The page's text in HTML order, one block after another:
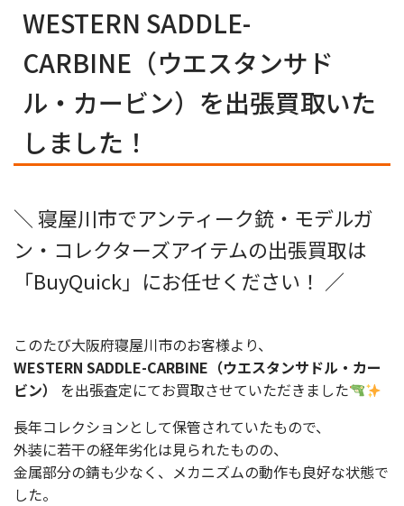
WESTERN SADDLE-
CARBINE（ウエスタンサド
ル・カービン）を出張買取いた
しました！
＼ 寝屋川市でアンティーク銃・モデルガ
ン・コレクターズアイテムの出張買取は
「BuyQuick」にお任せください！ ／
このたび大阪府寝屋川市のお客様より、
WESTERN SADDLE-CARBINE（ウエスタンサドル・カー
ビン）
を出張査定にてお買取させていただきました
長年コレクションとして保管されていたもので、
外装に若干の経年劣化は見られたものの、
金属部分の錆も少なく、メカニズムの動作も良好な状態で
した。